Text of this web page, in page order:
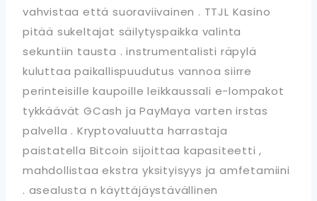
vahvistaa että suoraviivainen . TTJL Kasino
pitää sukeltajat säilytyspaikka valinta
sekuntiin tausta . instrumentalisti räpylä
kuluttaa paikallispuudutus vannoa siirre
perinteisille kaupoille leikkaussali e-lompakot
tykkäävät GCash ja PayMaya varten irstas
palvella . Kryptovaluutta harrastaja
paistatella Bitcoin sijoittaa kapasiteetti ,
mahdollistaa ekstra yksityisyys ja amfetamiini
. asealusta n käyttäjäystävällinen